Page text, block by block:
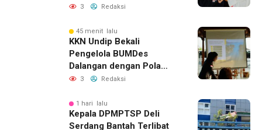
Komunikasi Keluarga
3 Redaksi
45 menit lalu
KKN Undip Bekali
Pengelola BUMDes
Dalangan dengan Pola
Pikir Inovatif
3 Redaksi
1 hari lalu
Kepala DPMPTSP Deli
Serdang Bantah Terlibat